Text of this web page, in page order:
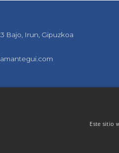
Bajo, Irun, Gipuzkoa
Este sitio